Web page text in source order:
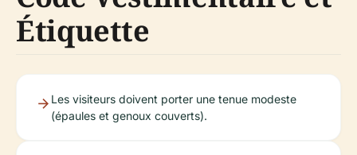
Étiquette
Les visiteurs doivent porter une tenue modeste
(épaules et genoux couverts).